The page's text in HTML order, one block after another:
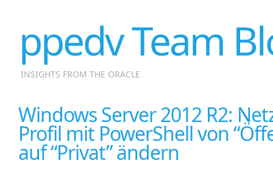
ppedv Team
INSIGHTS FROM THE ORACLE
Windows Server 2012 R2:
Profil mit PowerShell von
auf “Privat” ändern